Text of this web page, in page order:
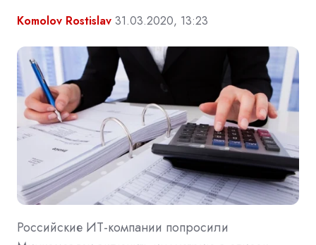
Komolov Rostislav 31.03.2020, 13:23
Российские ИТ-компании попросили